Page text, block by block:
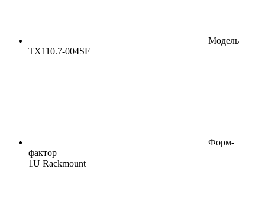
Модель
TX110.7-004SF
Форм-
фактор
1U Rackmount